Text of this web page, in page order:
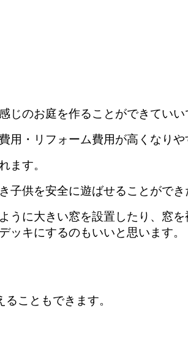
のお庭を作ることができていい
・リフォーム費用が高くなり
ます。
子供を安全に遊ばせることができ
うに大きい窓を設置したり、窓
ッキにするのもいいと思います。
こともできます。